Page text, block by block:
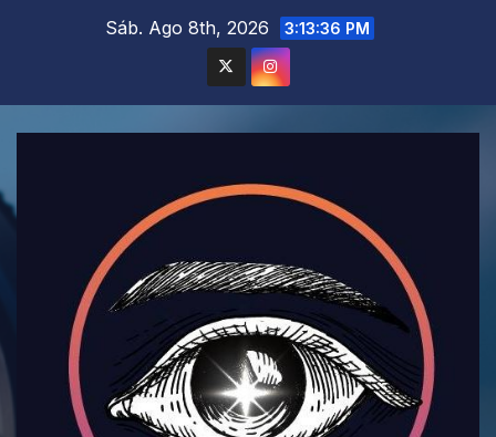
Sáb. Ago 8th, 2026 3:13:38 PM